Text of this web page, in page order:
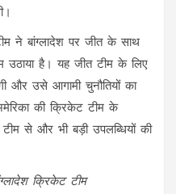
ने बांग्लादेश पर जीत के साथ
उठाया है। यह जीत टीम के लिए
और उसे आगामी चुनौतियों का
की क्रिकेट टीम के
से और भी बड़ी उपलब्धियों की
क्रिकेट टीम